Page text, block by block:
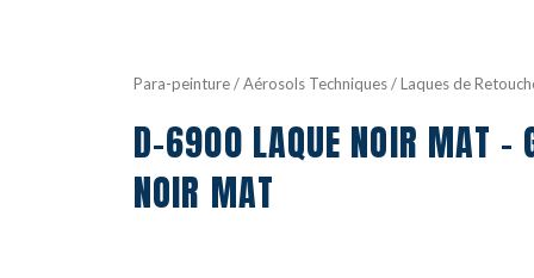
Para-peinture/Aérosols Techniques/Laques de
D-6900 LAQUE NOIR MAT -
NOIR MAT